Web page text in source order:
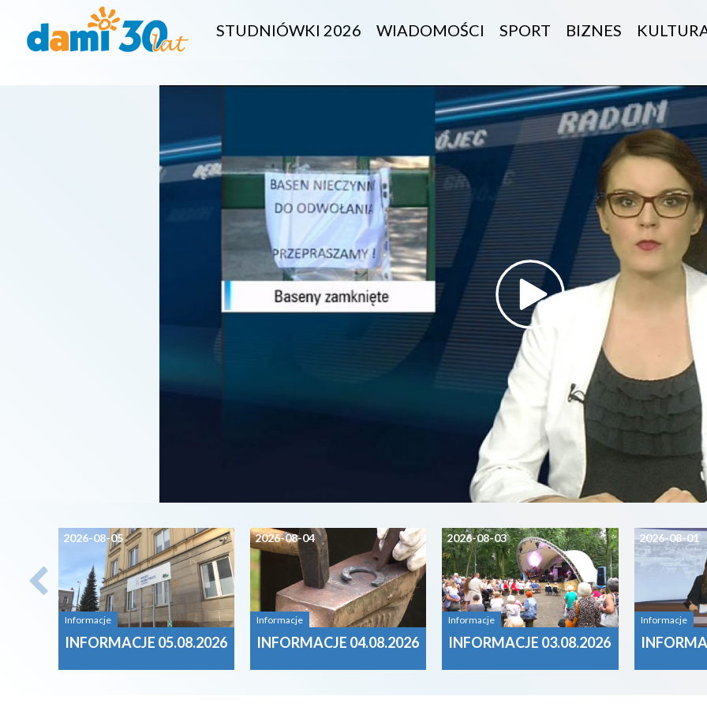
STUDNIÓWKI 2026 WIADOMOŚCI SPORT BIZNES
2026-08-05
Informacje
INFORMACJE 05.08.2026
2026-08-04
Informacje
INFORMACJE 04.08.2026
2026-08-03
Informacje
INFORMACJE 03.08.2026
2026-08-01
Informacje